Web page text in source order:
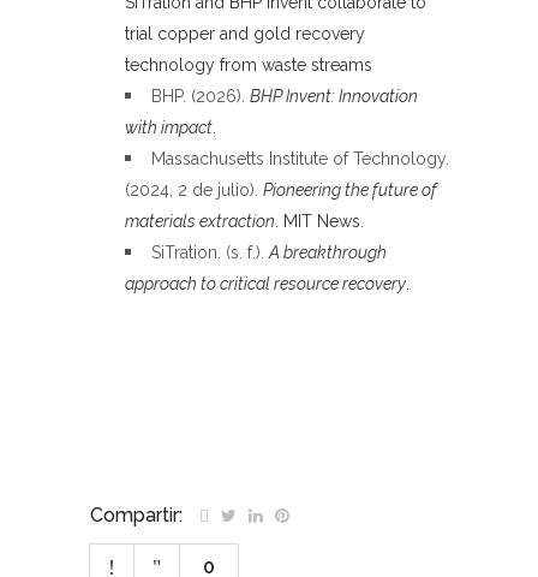
trial copper and gold recovery
technology from waste streams
BHP. (2026). BHP Invent: Innovation
with impact
Massachusetts Institute of Technology.
(2024, 2 de julio). Pioneering the future of
materials extraction . MIT News.
SiTration. (s. f.). A breakthrough
approach to critical resource recovery
Compartir:
0